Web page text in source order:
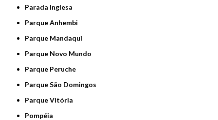
Parada Inglesa
Parque Anhembi
Parque Mandaqui
Parque Novo Mundo
Parque Peruche
Parque São Domingos
Parque Vitória
Pompéia